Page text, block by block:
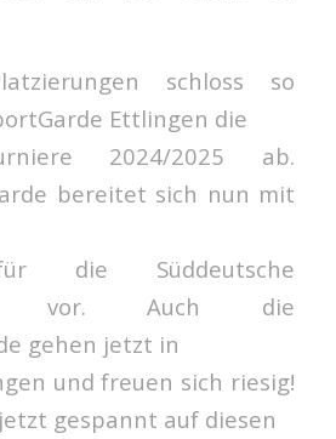
schloss so
Ettlingen die
2024/2025 ab.
bereitet sich nun mit
die Süddeutsche
vor. Auch die
gehen jetzt in
und freuen sich riesig!
gespannt auf diesen